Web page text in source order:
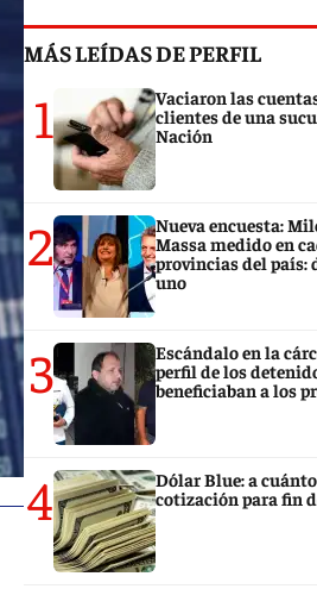
MÁS LEÍDAS DE PERFIL
1
Vaciaron las
clientes de una
Nación
2
Nueva encuesta:
Massa medido en
provincias del país:
uno
3
Escándalo en la
perfil de los
beneficiaban a los
4
Dólar Blue: a
cotización para fin